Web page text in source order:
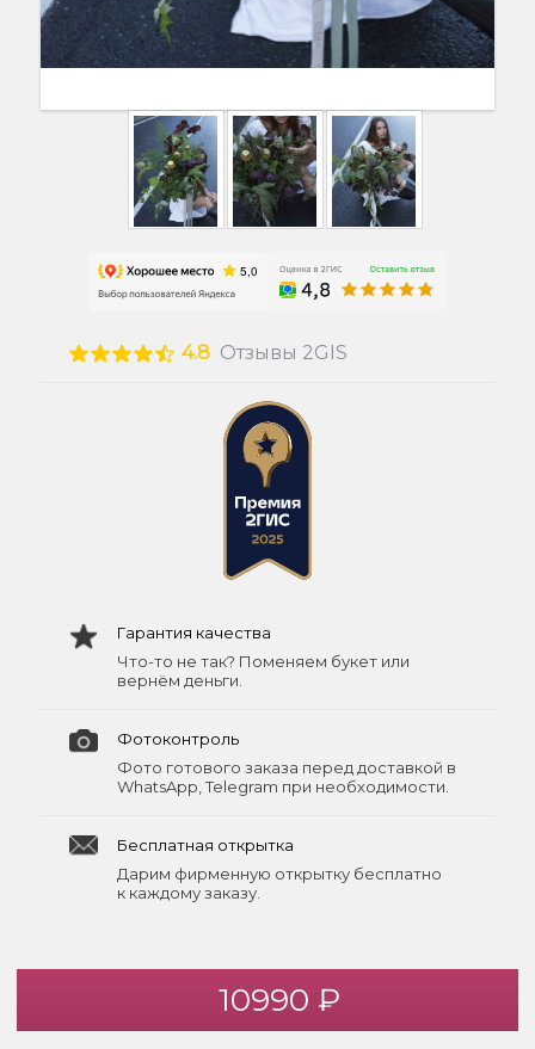
4.8 Отзывы 2GIS
Гарантия качества
Что-то не так? Поменяем букет или
вернём деньги.
Фотоконтроль
Фото готового заказа перед доставкой в
WhatsApp, Telegram при необходимости.
Бесплатная открытка
Дарим фирменную открытку бесплатно
к каждому заказу.
10990 ₽